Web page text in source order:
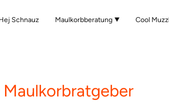
Schnauz Maulkorbberatung Cool